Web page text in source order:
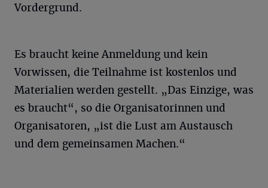
Vordergrund.
Es braucht keine Anmeldung und kein
Vorwissen, die Teilnahme ist kostenlos und
Materialien werden gestellt. „Das Einzige, was
es braucht“, so die Organisatorinnen und
Organisatoren, „ist die Lust am Austausch
und dem gemeinsamen Machen.“